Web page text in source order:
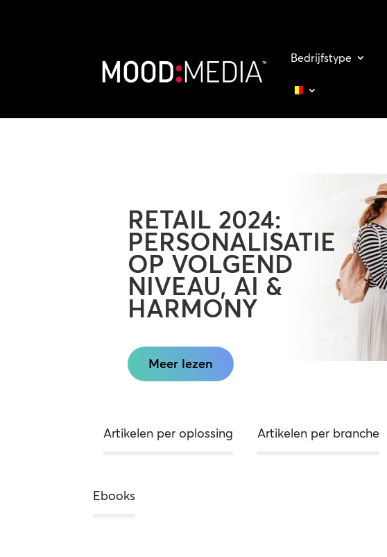
Bedrijfstype
RETAIL 2024:
PERSONALISATIE
OP VOLGEND
NIVEAU, AI &
HARMONY
Meer lezen
Artikelen per oplossing Artikelen per branche
Ebooks